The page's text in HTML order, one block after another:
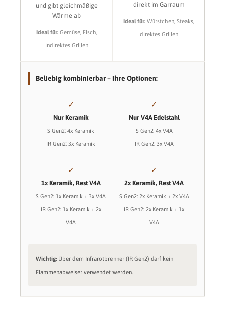
und gibt gleichmäßige
Wärme ab
Ideal für:Gemüse, Fisch,
indirektes Grillen
direkt im Garraum
Ideal für: Würstchen, Steaks,
direktes Grillen
Beliebig kombinierbar – Ihre Optionen:
✓
Nur Keramik
S Gen2: 4x Keramik
IR Gen2: 3x Keramik
✓
Nur V4A Edelstahl
S Gen2: 4x V4A
IR Gen2: 3x V4A
✓
1x Keramik, Rest V4A
S Gen2: 1x Keramik + 3x V4A
IR Gen2: 1x Keramik + 2x
V4A
✓
2x Keramik, Rest V4A
S Gen2: 2x Keramik + 2x V4A
IR Gen2: 2x Keramik + 1x
V4A
Wichtig: Über dem Infrarotbrenner (IR Gen2) darf kein
Flammenabweiser verwendet werden.